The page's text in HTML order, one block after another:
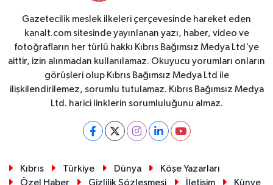
Gazetecilik meslek ilkeleri çerçevesinde hareket eden
kanalt.com sitesinde yayınlanan yazı, haber, video ve
fotoğrafların her türlü hakkı Kıbrıs Bağımsız Medya Ltd'ye
aittir, izin alınmadan kullanılamaz. Okuyucu yorumları onların
görüşleri olup Kıbrıs Bağımsız Medya Ltd ile
ilişkilendirilemez, sorumlu tutulamaz. Kıbrıs Bağımsız Medya
Ltd. harici linklerin sorumluluğunu almaz.
Kıbrıs Türkiye Dünya
Köşe Yazarları
Özel Haber
Gizlilik Sözleşmesi İletişim Künye